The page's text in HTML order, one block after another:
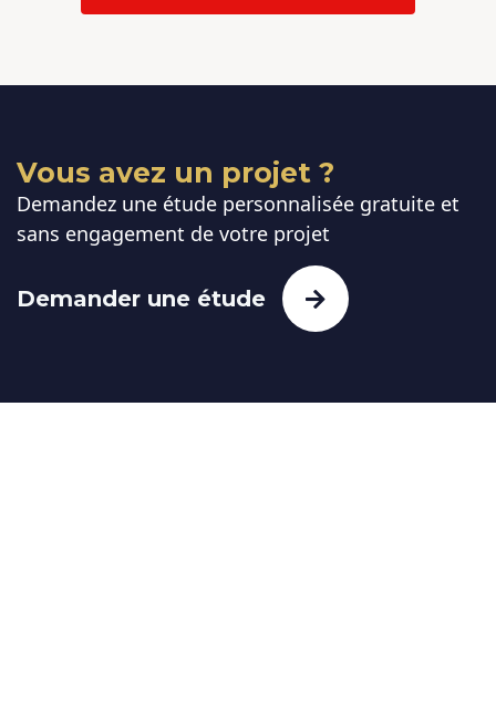
Vous avez un projet ?
Demandez une étude personnalisée gratuite et
sans engagement de votre projet
Demander une étude